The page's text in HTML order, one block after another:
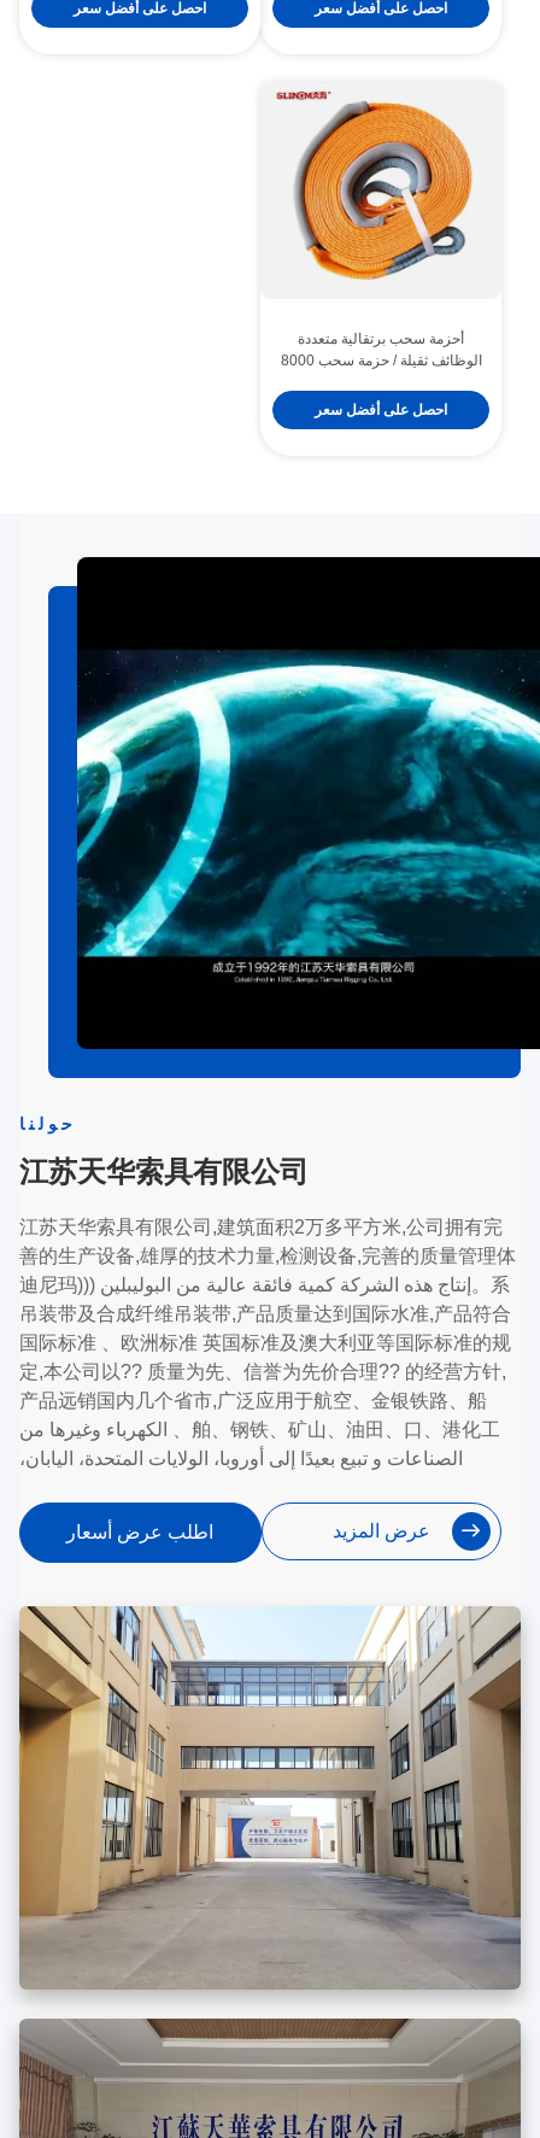
احصل على أفضل سعر احصل على أفضل سعر
أحزمة سحب برتقالية متعددة
الوظائف ثقيلة / حزمة سحب 8000
احصل على أفضل سعر
حولنا
江苏天华索具有限公司
江苏天华索具有限公司,建筑面积2万多平方米,公司拥有完
善的生产设备,雄厚的技术力量,检测设备,完善的质量管理体
系。إنتاج هذه الشركة كمية فائقة عالية من البوليبلين ((迪尼玛)
吊装带及合成纤维吊装带,产品质量达到国际水准,产品符合
国际标准 、欧洲标准 英国标准及澳大利亚等国际标准的规
定,本公司以?? 质量为先、信誉为先价合理?? 的经营方针,
产品远销国内几个省市,广泛应用于航空、金银铁路、船
舶、钢铁、矿山、油田、口、港化工、 الكهرباء وغيرها من
الصناعات‬ و تبيع بعيدًا إلى أوروبا، الولايات المتحدة، اليابان،
المحليين والأجانب‬ 江苏天华 هي شركة ذات خبرة طويلة في
إنتاج الألياف الكيميائية 平吊索、收紧器、拖车带、走?? 带、
عرض المزيد اطلب عرض أسعار